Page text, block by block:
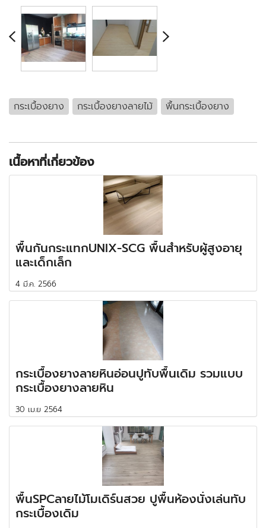
กระเบื้องยาง กระเบื้องยางลายไม้ พื้นกระเบื้องยาง
เนื้อหาที่เกี่ยวข้อง
พื้นกันกระแทกUNIX-SCG พื้นสำหรับผู้สูงอายุ
และเด็กเล็ก
4 มี.ค. 2566
กระเบื้องยางลายหินอ่อนปูทับพื้นเดิม รวมแบบ
กระเบื้องยางลายหิน
30 เม.ย 2564
พื้นSPCลายไม้โมเดิร์นสวย ปูพื้นห้องนั่งเล่นทับ
กระเบื้องเดิม